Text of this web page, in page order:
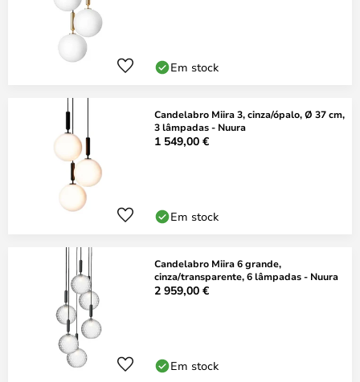
Em stock
Candelabro Miira 3, cinza/ópalo, Ø 37 cm,
3 lâmpadas - Nuura
1 549,00 €
Em stock
Candelabro Miira 6 grande,
cinza/transparente, 6 lâmpadas - Nuura
2 959,00 €
Em stock